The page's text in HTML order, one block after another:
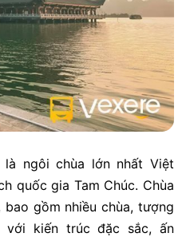
là ngôi chùa lớn nhất Việt
quốc gia Tam Chúc. Chùa
gồm nhiều chùa, tượng
với kiến trúc đặc sắc, ấn